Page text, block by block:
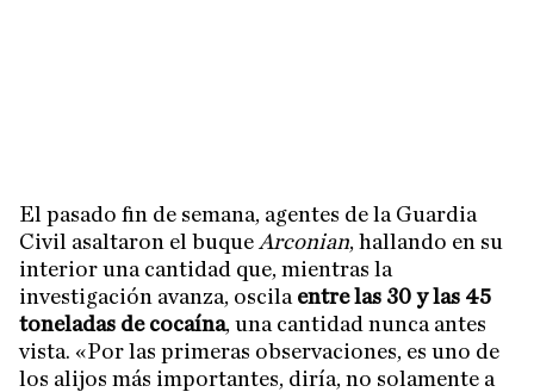
El pasado fin de semana, agentes de la Guardia
Civil asaltaron el buqueArconian, hallando en su
interior una cantidad que, mientras la
investigación avanza, oscila entre las 30 y las 45
toneladas de cocaína, una cantidad nunca antes
vista. «Por las primeras observaciones, es uno de
los alijos más importantes, diría, no solamente a